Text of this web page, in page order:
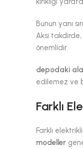
Bunun yanı
Aksi
önemlidir.
depodaki
edilemez ve
Farklı
Farklı
modeller